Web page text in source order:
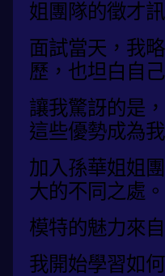
姐團隊的徵才
面試當天，我
歷，也坦白自
讓我驚訝的是
這些優勢成為
加入孫華姐姐
大的不同之處。
模特的魅力來
我開始學習如